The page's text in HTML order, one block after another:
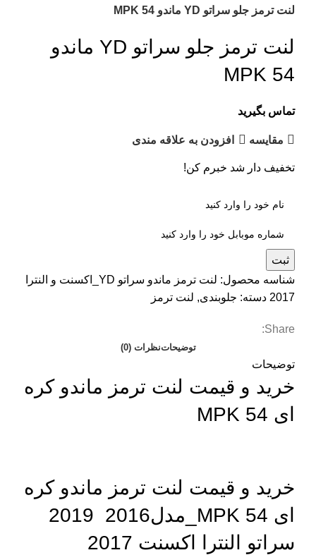
لنت ترمز جلو سراتو YD ماندو MPK 54
لنت ترمز جلو سراتو YD ماندو
MPK 54
تماس بگیرید
مقایسه افزودن به علاقه مندی
تخفیف دار شد خبرم کن!
ثبت
شناسه محصول:
لنت ترمز ماندو سراتو YD_اکسنت و النترا
2017 دسته: جلوبندی, لنت ترمز
Share:
توضیحاتنظرات (0)
توضیحات
خرید و قیمت لنت ترمز ماندو کره
ای MPK 54
خرید و قیمت لنت ترمز ماندو کره
سراتو النترا اکسنت 2017